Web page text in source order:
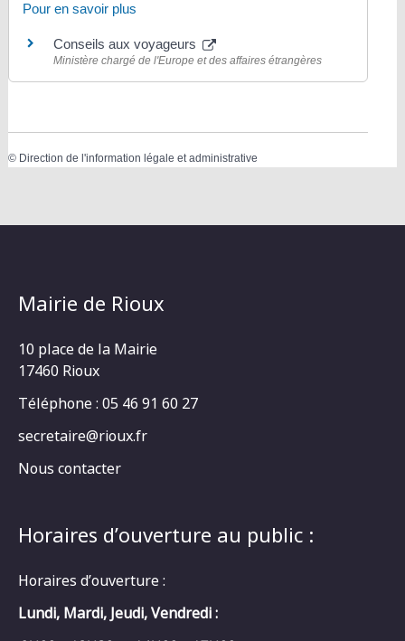
Pour en savoir plus
Conseils aux voyageurs
Ministère chargé de l'Europe et des affaires étrangères
© Direction de l'information légale et administrative
Mairie de Rioux
10 place de la Mairie
17460 Rioux
Téléphone : 05 46 91 60 27
secretaire@rioux.fr
Nous contacter
Horaires d’ouverture au public :
Horaires d’ouverture :
Lundi, Mardi, Jeudi, Vendredi :